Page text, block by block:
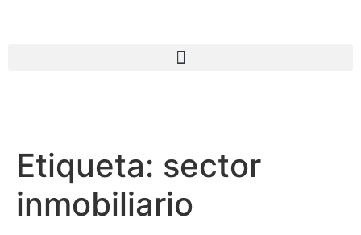
Etiqueta: sector
inmobiliario